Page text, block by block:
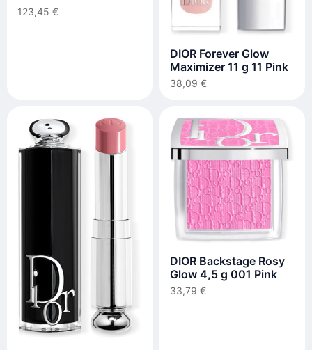
123,45 €
DIOR Forever Glow
Maximizer 11 g 11 Pink
38,09 €
DIOR Backstage Rosy
Glow 4,5 g 001 Pink
33,79 €